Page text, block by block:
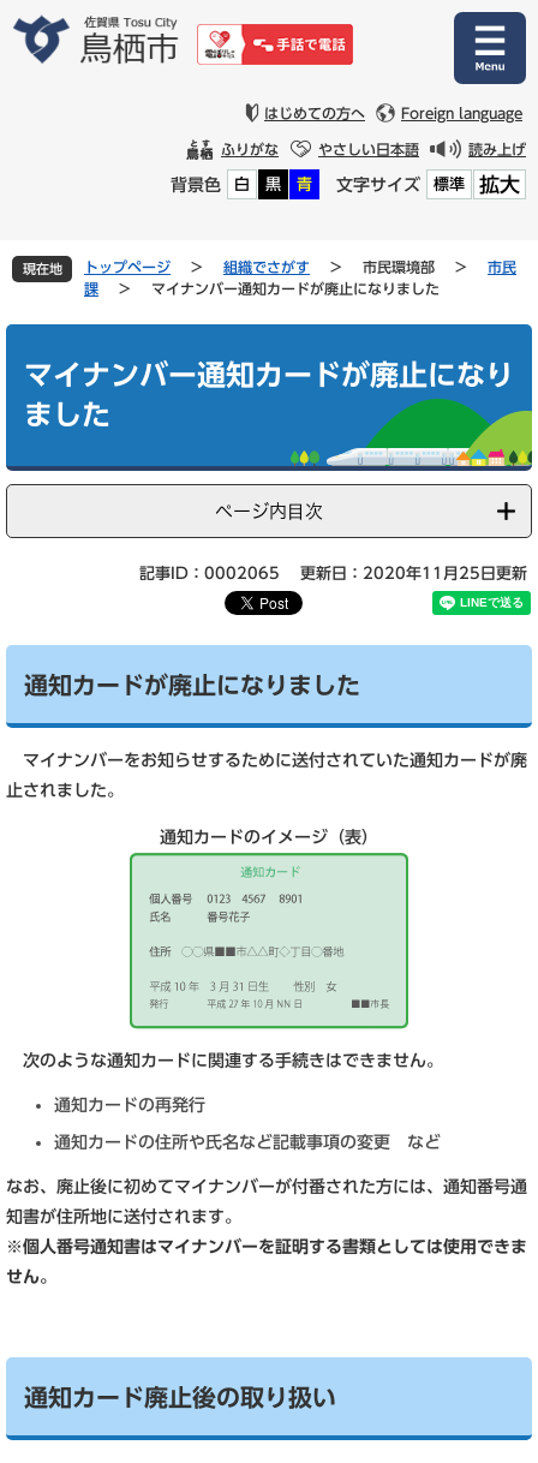
文
はじめての方へ Foreign language
ふりがな やさしい日本語 読み上げ
背景色 白 黒 青 文字サイズ 標準 拡大
現在地 トップページ > 組織でさがす > 市民環境部 >
市民
課
> マイナンバー通知カードが廃止になりました
マイナンバー通知カードが廃止になり
ました
ページ内目次
記事ID：0002065 更新日：2020年11月25日更新
通知カードが廃止になりました
マイナンバーをお知らせするために送付されていた通知カードが廃
止されました。
通知カードのイメージ（表）
次のような通知カードに関連する手続きはできません。
通知カードの再発行
通知カードの住所や氏名など記載事項の変更 など
なお、廃止後に初めてマイナンバーが付番された方には、通知番号通
知書が住所地に送付されます。
※個人番号通知書はマイナンバーを証明する書類としては使用できま
せん。
通知カード廃止後の取り扱い